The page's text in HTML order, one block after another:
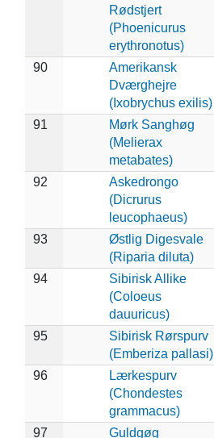
Rødstjert
(Phoenicurus
erythronotus)
90
Amerikansk
Dværghejre
(Ixobrychus exilis)
91
Mørk Sanghøg
(Melierax
metabates)
92
Askedrongo
(Dicrurus
leucophaeus)
93
Østlig Digesvale
(Riparia diluta)
94
Sibirisk Allike
(Coloeus
dauuricus)
95
Sibirisk Rørspurv
(Emberiza pallasi)
96
Lærkespurv
(Chondestes
grammacus)
97 Guldgøg